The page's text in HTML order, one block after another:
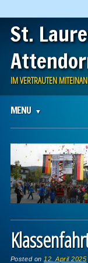
St.
IM VERTRAUTEN
Main menu
MENU
Posted on 12. April 2025